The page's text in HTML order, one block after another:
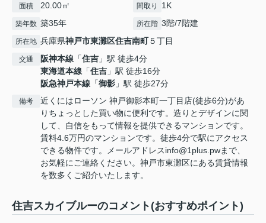
面積 20.00㎡ 間取り 1K
築年数 築35年 所在階 3階/7階建
所在地 兵庫県神戸市東灘区住吉南町５丁目
交通 阪神本線 「住吉 」駅 徒歩4分
東海道本線 「住吉 」駅 徒歩16分
阪急神戸本線 「御影 」駅 徒歩27分
備考
近くにはローソン 神戸御影本町一丁目店(徒歩6分)があ
りちょっとした買い物に便利です。造りとデザインに関
して、自信をもって情報を提供できるマンションです。
賃料4.6万円のマンションです。徒歩4分で駅にアクセス
できる物件です。メールアドレスinfo@1plus.pwまで、
お気軽にご連絡ください。神戸市東灘区にある賃貸情報
を数多くご紹介いたします。
住吉スカイブルーのコメント(おすすめポイント)